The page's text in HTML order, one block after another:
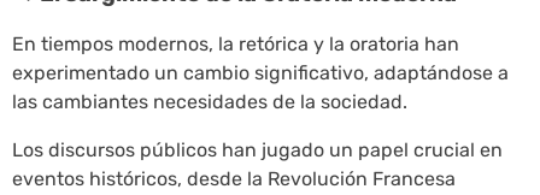
En tiempos modernos, la retórica y la oratoria han
experimentado un cambio significativo, adaptándose a
las cambiantes necesidades de la sociedad.
Los discursos públicos han jugado un papel crucial en
eventos históricos, desde la Revolución Francesa